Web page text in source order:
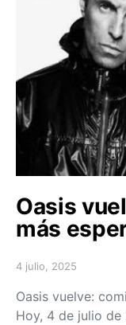
Oasis
más
Posted on
4 julio, 2025
Oasis vuelve:
Hoy, 4 de julio